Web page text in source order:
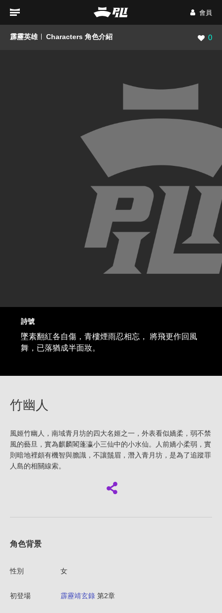
會員
霹靂英雄 Characters 角色介紹 瀏覽
0
詩號
墜素翻紅各自傷，青樓煙雨忍相忘， 將飛更作回風
舞，已落猶成半面妝。
竹幽人
風姬竹幽人，南域青月坊的四大名姬之一，外表看似嬌柔，弱不禁
風的藝旦，實為麒麟閣蓬瀛小三仙中的小水仙。人前嬌小柔弱，實
則暗地裡頗有機智與膽識，不讓鬚眉，潛入青月坊，是為了追蹤罪
人島的相關線索。
角色背景
性別 女
初登場 霹靂靖玄錄 第2章